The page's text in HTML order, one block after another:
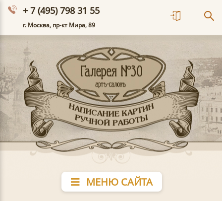
+ 7 (495) 798 31 55
г. Москва, пр-кт Мира, 89
МЕНЮ САЙТА